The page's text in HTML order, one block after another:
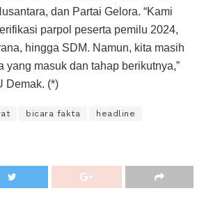
dan Partai Gelora. “Kami
parpol peserta pemilu 2024,
hingga SDM. Namun, kita masih
yang masuk dan tahap berikutnya,”
Demak. (*)
bicara fakta headline